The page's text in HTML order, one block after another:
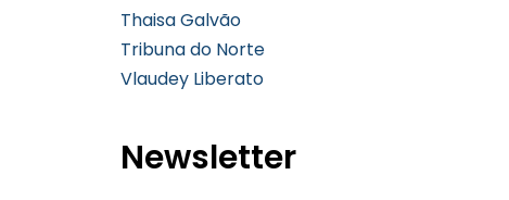
Thaisa Galvão
Tribuna do Norte
Vlaudey Liberato
Newsletter